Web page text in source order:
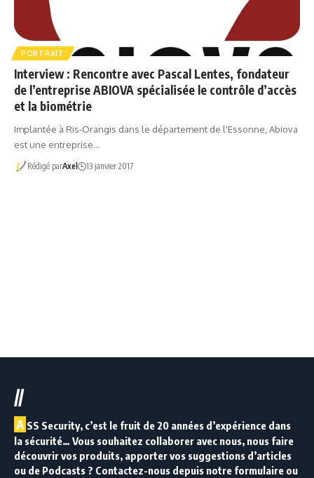
PORTRAIT
Interview : Rencontre avec Pascal Lentes, fondateur
de l’entreprise ABIOVA spécialisée le contrôle d’accès
et la biométrie
Implantée à Ris-Orangis dans le département de l'Essonne, Abiova
est une entreprise…
Rédigé parAxel 13 janvier 2017
//
A SS Security, c’est le fruit de 20 années d’expérience dans
la sécurité… Vous souhaitez collaborer avec nous, nous faire
découvrir vos produits, apporter vos suggestions d’articles
ou de Podcasts ? Contactez-nous depuis notre formulaire ou